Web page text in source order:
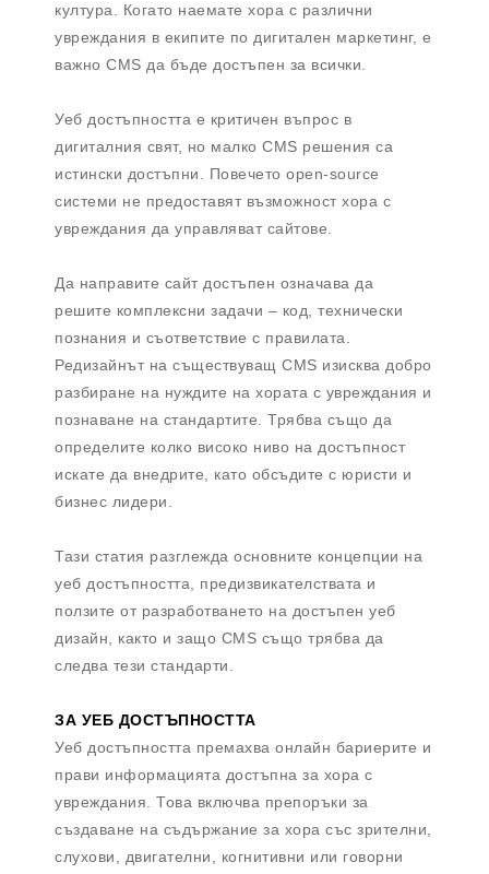
култура. Когато наемате хора с различни
увреждания в екипите по дигитален маркетинг, е
важно CMS да бъде достъпен за всички.
Уеб достъпността е критичен въпрос в
дигиталния свят, но малко CMS решения са
истински достъпни. Повечето open-source
системи не предоставят възможност хора с
увреждания да управляват сайтове.
Да направите сайт достъпен означава да
решите комплексни задачи – код, технически
познания и съответствие с правилата.
Редизайнът на съществуващ CMS изисква добро
разбиране на нуждите на хората с увреждания и
познаване на стандартите. Трябва също да
определите колко високо ниво на достъпност
искате да внедрите, като обсъдите с юристи и
бизнес лидери.
Тази статия разглежда основните концепции на
уеб достъпността, предизвикателствата и
ползите от разработването на достъпен уеб
дизайн, както и защо CMS също трябва да
следва тези стандарти.
ЗА УЕБ ДОСТЪПНОСТТА
Уеб достъпността премахва онлайн бариерите и
прави информацията достъпна за хора с
увреждания. Това включва препоръки за
създаване на съдържание за хора със зрителни,
слухови, двигателни, когнитивни или говорни